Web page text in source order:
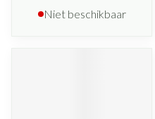
Niet beschikbaar